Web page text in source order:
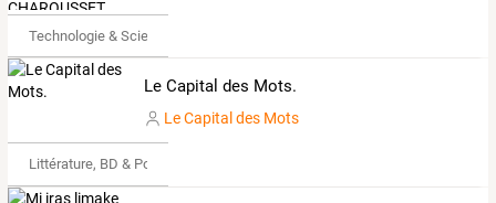
Technologie & Science
Le Capital des Mots.
Le Capital des Mots
Littérature, BD & Poésie